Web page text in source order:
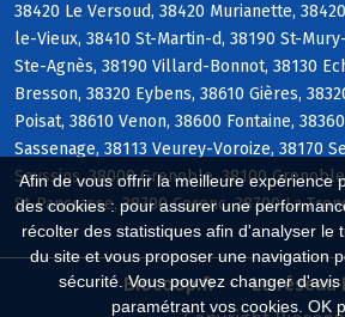
Afin de vous offrir la meilleure expérience
des cookies : pour assurer une
récolter des statistiques afin d'analyser le
du site et vous proposer une navigation
sécurité. Vous pouvez changer
paramétrant vos cookies. OK
38420 Le Versoud, 38420 Murianette,
le-Vieux, 38410 St-Martin-d, 38190 St-
Ste-Agnès, 38190 Villard-Bonnot, 38130
Bresson, 38320 Eybens, 38610 Gières,
Poisat, 38610 Venon, 38600 Fontaine,
Sassenage, 38113 Veurey-Voroize, 38170
Seyssins, 38000 Grenoble, 38100
St-Pancrasse, 38700 Corenc, 38700 La
Biocoop.fr
Le réseau